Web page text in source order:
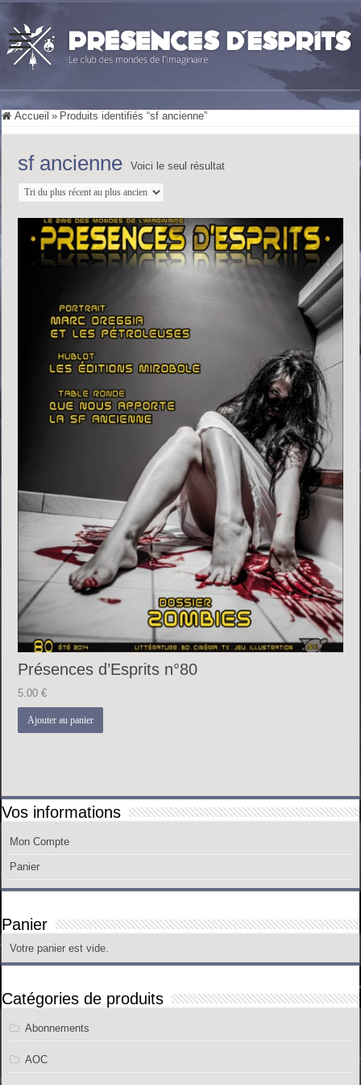
Accueil » Produits identifiés “sf ancienne”
sf ancienne Voici le seul résultat
Présences d’Esprits n°80
5.00€
Ajouter au panier
Vos informations
Mon Compte
Panier
Panier
Votre panier est vide.
Catégories de produits
Abonnements
AOC